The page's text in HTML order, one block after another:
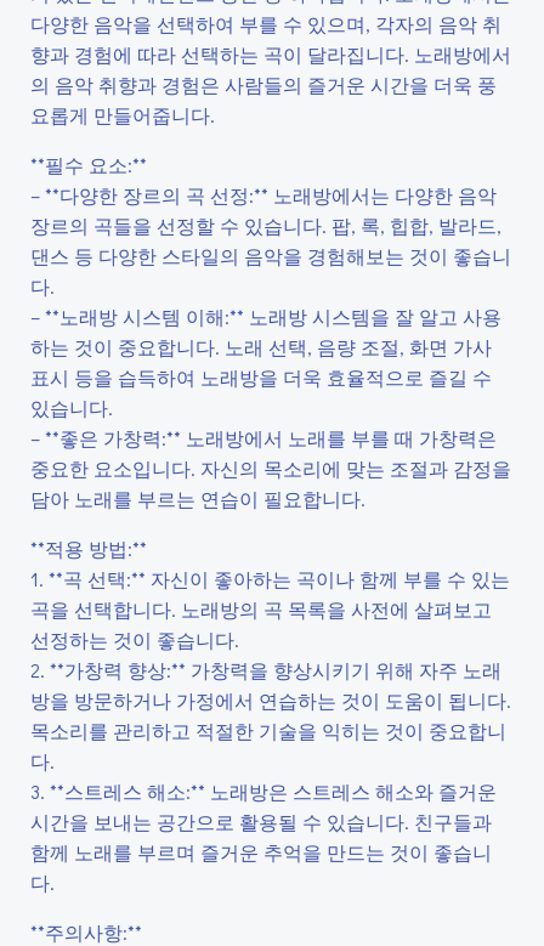
다양한 음악을 선택하여 부를 수 있으며, 각자의 음악 취
향과 경험에 따라 선택하는 곡이 달라집니다. 노래방에서
의 음악 취향과 경험은 사람들의 즐거운 시간을 더욱 풍
요롭게 만들어줍니다.
**필수 요소:**
– **다양한 장르의 곡 선정:** 노래방에서는 다양한 음악
장르의 곡들을 선정할 수 있습니다. 팝, 록, 힙합, 발라드,
댄스 등 다양한 스타일의 음악을 경험해보는 것이 좋습니
다.
– **노래방 시스템 이해:** 노래방 시스템을 잘 알고 사용
하는 것이 중요합니다. 노래 선택, 음량 조절, 화면 가사
표시 등을 습득하여 노래방을 더욱 효율적으로 즐길 수
있습니다.
– **좋은 가창력:** 노래방에서 노래를 부를 때 가창력은
중요한 요소입니다. 자신의 목소리에 맞는 조절과 감정을
담아 노래를 부르는 연습이 필요합니다.
**적용 방법:**
1. **곡 선택:** 자신이 좋아하는 곡이나 함께 부를 수 있는
곡을 선택합니다. 노래방의 곡 목록을 사전에 살펴보고
선정하는 것이 좋습니다.
2. **가창력 향상:** 가창력을 향상시키기 위해 자주 노래
방을 방문하거나 가정에서 연습하는 것이 도움이 됩니다.
목소리를 관리하고 적절한 기술을 익히는 것이 중요합니
다.
3. **스트레스 해소:** 노래방은 스트레스 해소와 즐거운
시간을 보내는 공간으로 활용될 수 있습니다. 친구들과
함께 노래를 부르며 즐거운 추억을 만드는 것이 좋습니
다.
**주의사항:**